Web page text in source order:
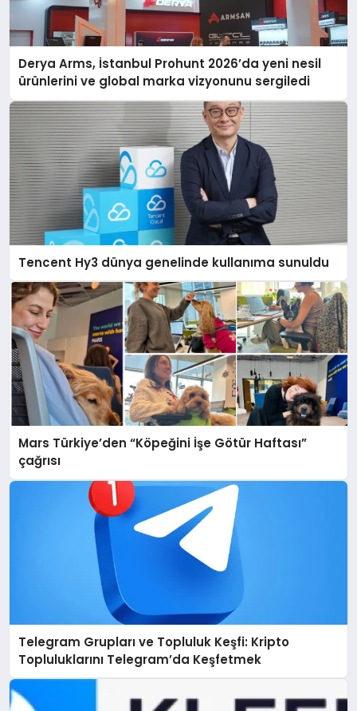
Derya Arms, İstanbul Prohunt 2026’da yeni nesil
ürünlerini ve global marka vizyonunu sergiledi
Tencent Hy3 dünya genelinde kullanıma sunuldu
Mars Türkiye’den “Köpeğini İşe Götür Haftası”
çağrısı
Telegram Grupları ve Topluluk Keşfi: Kripto
Topluluklarını Telegram’da Keşfetmek